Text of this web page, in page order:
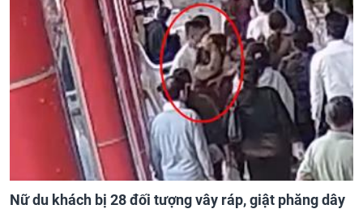
Nữ du khách bị 28 đối tượng vây ráp, giật phăng dây